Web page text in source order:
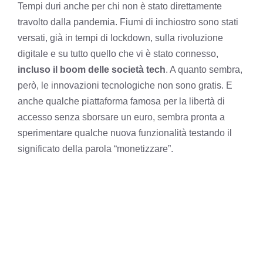
Tempi duri anche per chi non è stato direttamente
travolto dalla pandemia. Fiumi di inchiostro sono stati
versati, già in tempi di lockdown, sulla rivoluzione
digitale e su tutto quello che vi è stato connesso,
incluso il boom delle società tech. A quanto sembra,
però, le innovazioni tecnologiche non sono gratis. E
anche qualche piattaforma famosa per la libertà di
accesso senza sborsare un euro, sembra pronta a
sperimentare qualche nuova funzionalità testando il
significato della parola “monetizzare”.